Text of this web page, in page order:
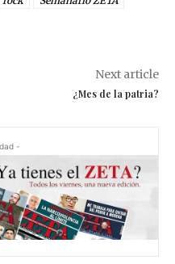
Next article
¿Mes de la patria?
-